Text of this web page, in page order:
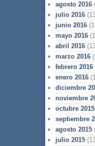
agosto 2016
julio 2016
junio 2016
mayo 2016
abril 2016
marzo 2016
febrero 2016
enero 2016
diciembre
noviembre
octubre 2015
septiembre
agosto 2015
julio 2015